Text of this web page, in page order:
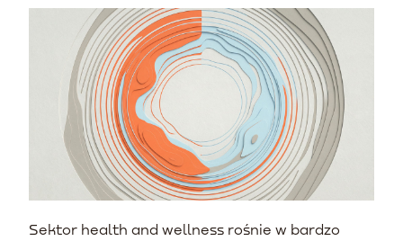
Sektor health and wellness rośnie w bardzo